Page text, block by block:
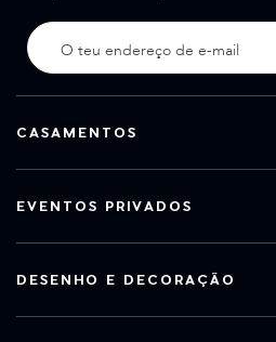
CASAMENTOS
EVENTOS PRIVADOS
DESENHO E DECORAÇÃO